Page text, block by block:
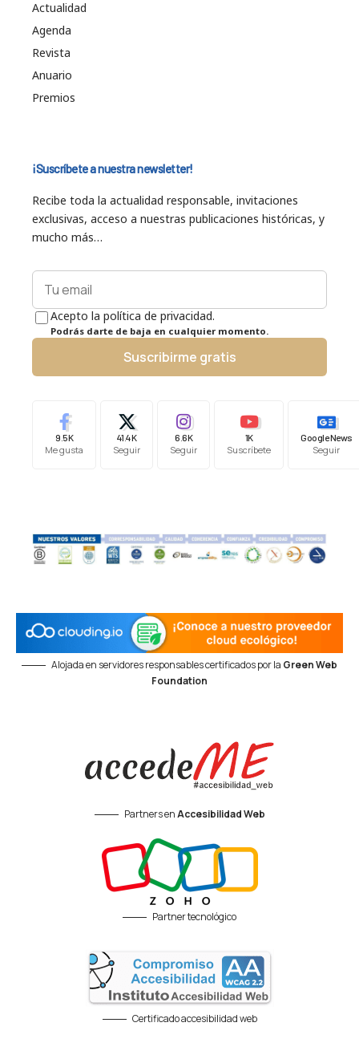
Actualidad
Agenda
Revista
Anuario
Premios
¡Suscríbete a nuestra newsletter!
Recibe toda la actualidad responsable, invitaciones
exclusivas, acceso a nuestras publicaciones históricas, y
mucho más…
Acepto la política de privacidad.
Podrás darte de baja en cualquier momento.
Suscribirme gratis
9.5K
Me gusta
41.4K
Seguir
6.6K
Seguir
1K
Suscríbete
Google News
Seguir
Alojada en servidores responsables certificados por la Green Web
Foundation
Partners enAccesibilidad Web
Partner tecnológico
Certificado accesibilidad web